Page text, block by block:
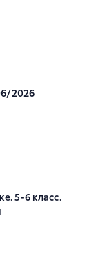
основе 0 оценок
2026
основе 0 оценок
5-6 класс.
основе 0 оценок